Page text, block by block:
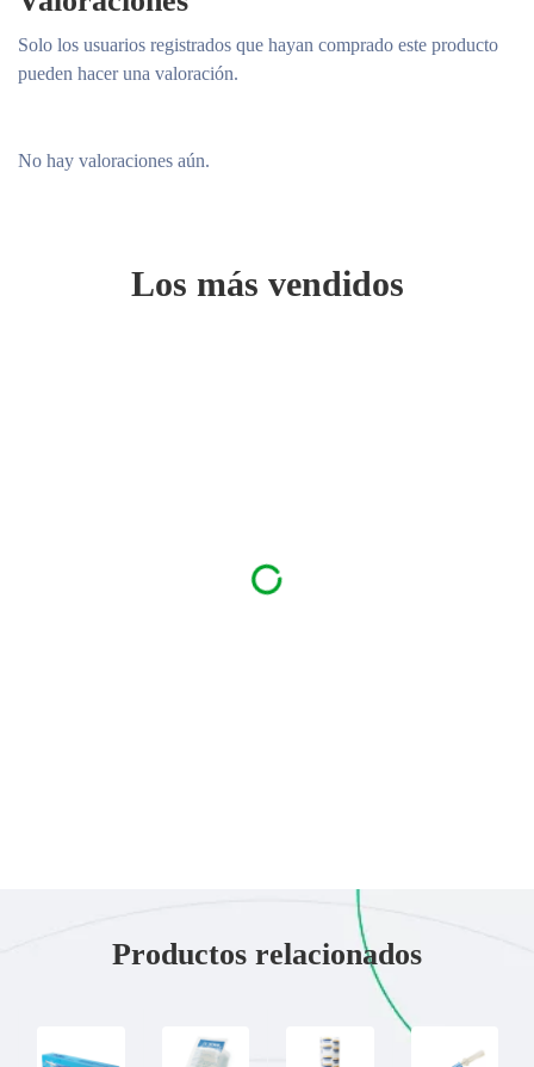
No hay valoraciones aún.
Solo los usuarios registrados que hayan comprado este producto
pueden hacer una valoración.
Los más vendidos
Productos relacionados